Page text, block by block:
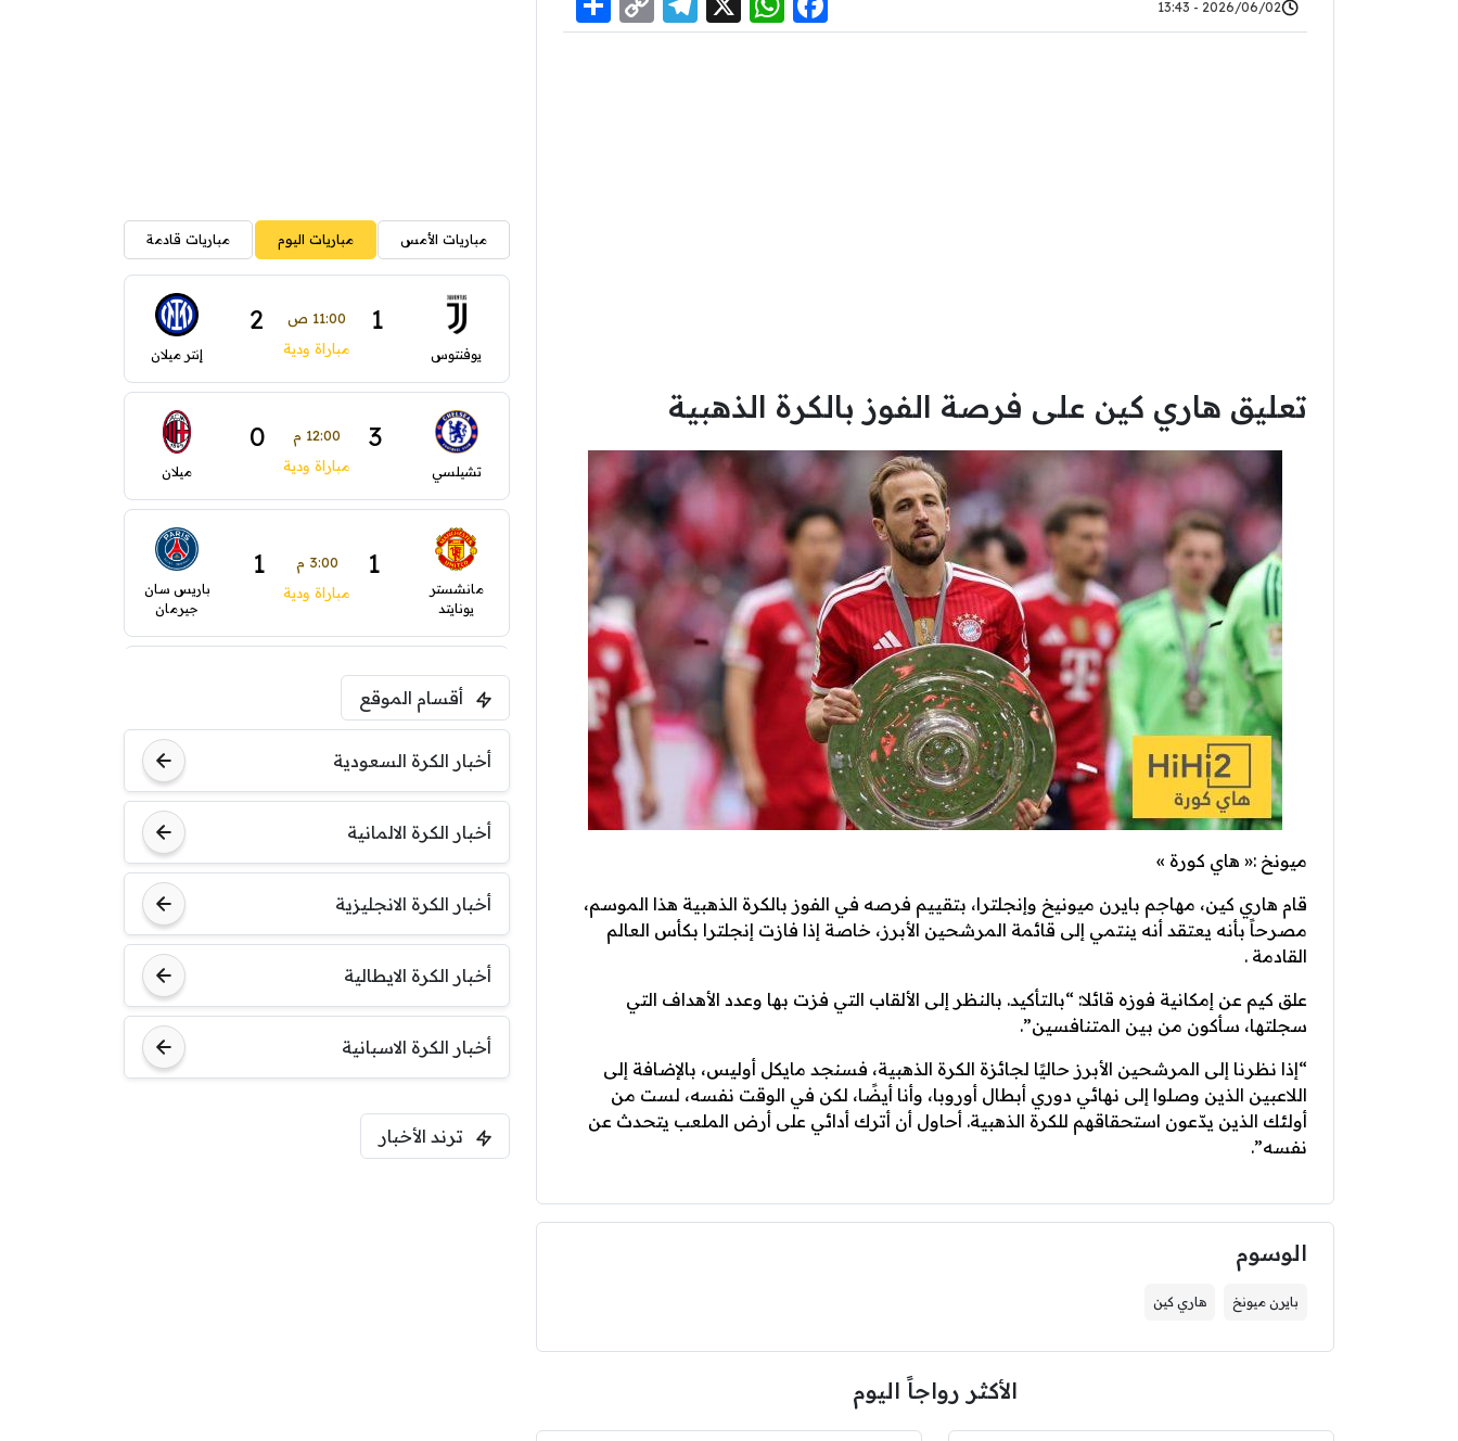
2026/06/02 - 13:43
Link
تعليق هاري كين على فرصة الفوز بالكرة الذهبية
ميونخ :« هاي كورة »
قام هاري كين، مهاجم بايرن ميونيخ وإنجلترا، بتقييم فرصه في الفوز بالكرة الذهبية هذا الموسم،
مصرحاً بأنه يعتقد أنه ينتمي إلى قائمة المرشحين الأبرز، خاصة إذا فازت إنجلترا بكأس العالم
القادمة .
علق كيم عن إمكانية فوزه قائلا: “بالتأكيد. بالنظر إلى الألقاب التي فزت بها وعدد الأهداف التي
سجلتها، سأكون من بين المتنافسين”.
“إذا نظرنا إلى المرشحين الأبرز حاليًا لجائزة الكرة الذهبية، فسنجد مايكل أوليس، بالإضافة إلى
اللاعبين الذين وصلوا إلى نهائي دوري أبطال أوروبا، وأنا أيضًا، لكن في الوقت نفسه، لست من
أولئك الذين يدّعون استحقاقهم للكرة الذهبية. أحاول أن أترك أدائي على أرض الملعب يتحدث عن
نفسه”.
الوسوم
بايرن ميونخ هاري كين
الأكثر رواجاً اليوم
مباريات الأمس مباريات اليوم مباريات قادمة
يوفنتوس
1 11:00 ص 2
مباراة ودية إنتر ميلان
تشيلسي
3 12:00 م 0
مباراة ودية ميلان
مانشستر
يونايتد
1 3:00 م 1
مباراة ودية
باريس سان
جيرمان
فرينتسفاروشي
0
)
ريال مدريد
برشلونة
نوتنغهام
فورست
اودينيزي
مباراة ودية
برشلونة
أقسام الموقع
أخبار الكرة السعودية
أخبار الكرة الالمانية
أخبار الكرة الانجليزية
أخبار الكرة الايطالية
أخبار الكرة الاسبانية
ترند الأخبار